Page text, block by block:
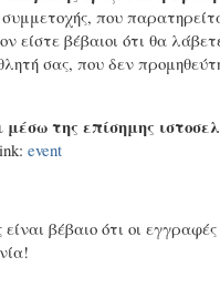
που
βέβαιοι ότι θα
σας, που δεν
της επίσημης
: event
βέβαιο ότι οι